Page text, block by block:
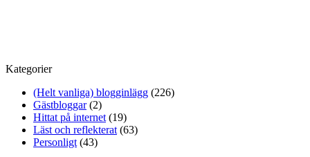
Kategorier
(Helt vanliga) blogginlägg (226)
Gästbloggar(2)
Hittat på internet (19)
Läst och reflekterat (63)
Personligt (43)